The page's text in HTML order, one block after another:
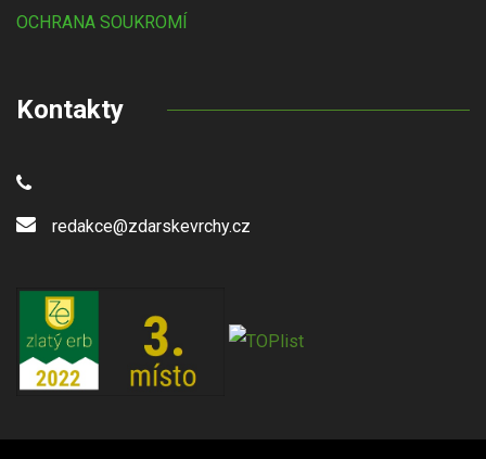
OCHRANA SOUKROMÍ
Kontakty
redakce@zdarskevrchy.cz